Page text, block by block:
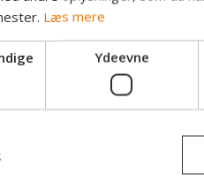
Læs mere
Ydeevne